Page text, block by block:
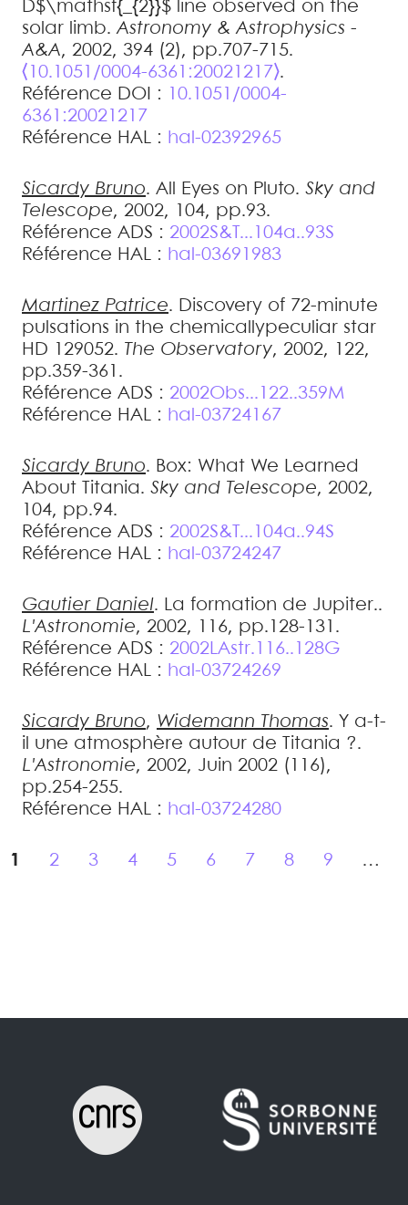
D$\mathsf{_{2}}$ line observed on the
solar limb.Astronomy & Astrophysics -
A&A, 2002, 394 (2), pp.707-715.
⟨10.1051/0004-6361:20021217⟩.
Référence DOI :
10.1051/0004-
6361:20021217
Référence HAL : hal-02392965
Sicardy Bruno. All Eyes on Pluto. Sky and
Telescope, 2002, 104, pp.93.
Référence ADS : 2002S&T...104a..93S
Référence HAL : hal-03691983
Martinez Patrice. Discovery of 72-minute
pulsations in the chemicallypeculiar star
HD 129052. The Observatory, 2002, 122,
pp.359-361 .
Référence ADS : 2002Obs...122..359M
Référence HAL : hal-03724167
Sicardy Bruno. Box: What We Learned
About Titania. Sky and Telescope, 2002,
104, pp.94.
Référence ADS : 2002S&T...104a..94S
Référence HAL : hal-03724247
Gautier Daniel. La formation de Jupiter..
L'Astronomie, 2002, 116, pp.128-131 .
Référence ADS : 2002LAstr.116..128G
Référence HAL : hal-03724269
Sicardy Bruno, Widemann Thomas. Y a-t-
il une atmosphère autour de Titania ?.
L'Astronomie, 2002, Juin 2002 (116),
pp.254-255.
Référence HAL : hal-03724280
1 2 3 4 5 6 7 8 9 …